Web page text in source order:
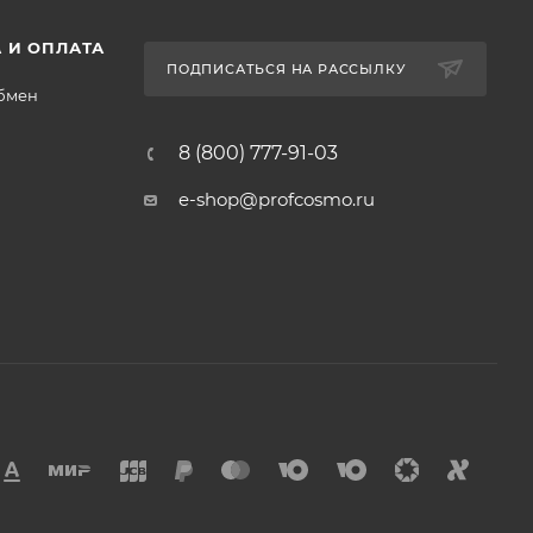
И ОПЛАТА
ПОДПИСАТЬСЯ НА РАССЫЛКУ
8 (800) 777-91-03
e-shop@profcosmo.ru